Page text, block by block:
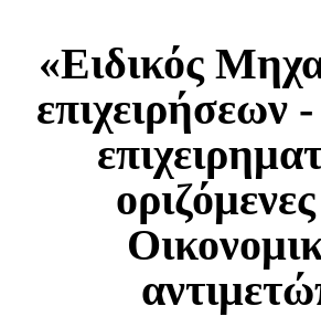
«Ειδικός
επιχειρήσεων